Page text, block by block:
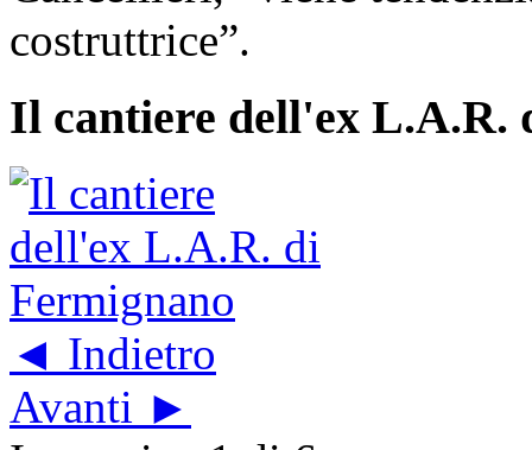
costruttrice”.
Il cantiere dell'ex L.A.R.
◄ Indietro
Avanti ►